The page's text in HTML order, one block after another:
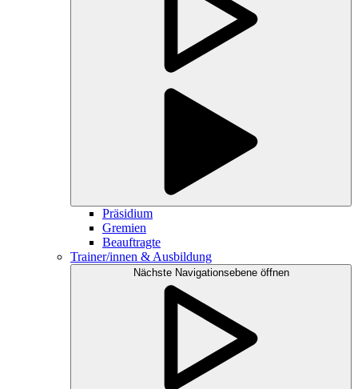
Präsidium
Gremien
Beauftragte
Trainer/innen & Ausbildung
Nächste Navigationsebene öffnen